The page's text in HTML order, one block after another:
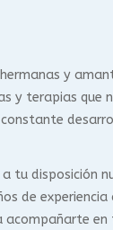
y
y terapias que
tu disposición
de experiencia
acompañarte en